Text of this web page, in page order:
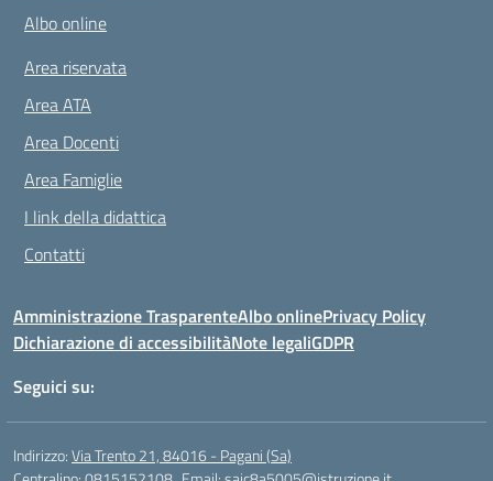
Albo online
Area riservata
Area ATA
Area Docenti
Area Famiglie
I link della didattica
Contatti
Amministrazione TrasparenteAlbo onlinePrivacy Policy
Dichiarazione di accessibilitàNote legaliGDPR
Seguici su:
Indirizzo:Via Trento 21, 84016 - Pagani (Sa)